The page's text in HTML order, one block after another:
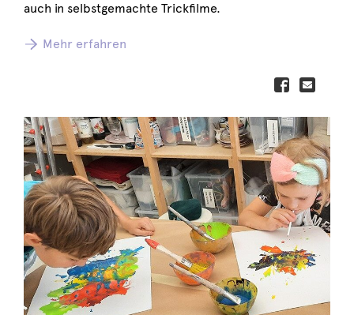
auch in selbstgemachte Trickfilme.
Mehr erfahren